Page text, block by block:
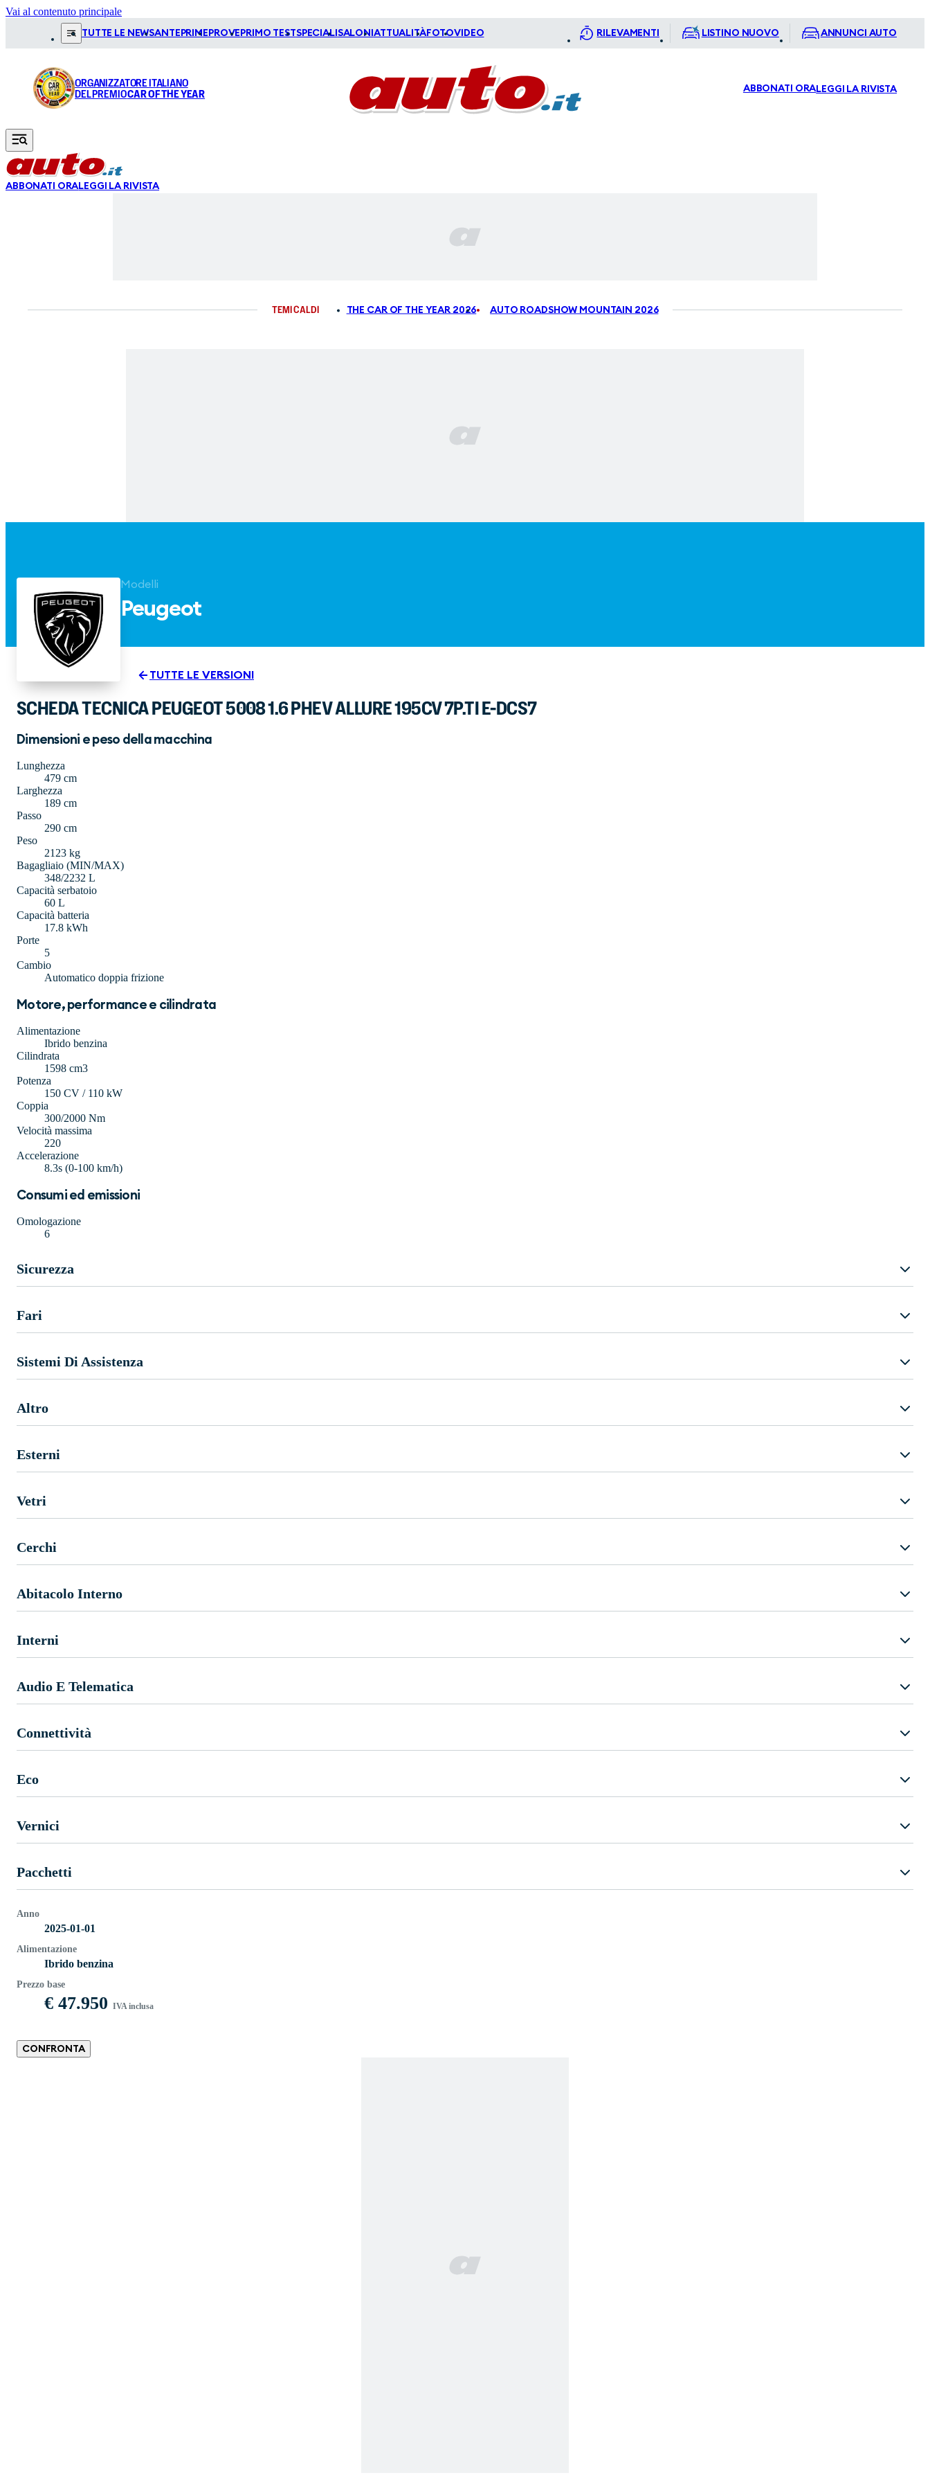
Vai al contenuto principale
TUTTE LE NEWSANTEPRIME PROVE PRIMO TESTSPECIALI SALONI ATTUALITÀFOTOVIDEO RILEVAMENTI LISTINO NUOVO ANNUNCI AUTO
ORGANIZZATORE ITALIANO
DEL PREMIOCAR OF THE YEAR ABBONATI ORALEGGI LA RIVISTA
ABBONATI ORALEGGI LA RIVISTA
TEMI CALDI THE CAR OF THE YEAR 2026 AUTO ROADSHOW MOUNTAIN 2026
Modelli
Peugeot
TUTTE LE VERSIONI
SCHEDA TECNICA PEUGEOT 5008 1.6 PHEV ALLURE 195CV 7P.TI E-DCS7
Dimensioni e peso della macchina
Lunghezza
479 cm
Larghezza
189 cm
Passo
290 cm
Peso
2123 kg
Bagagliaio (MIN/MAX)
348/2232 L
Capacità serbatoio
60 L
Capacità batteria
17.8 kWh
Porte
5
Cambio
Automatico doppia frizione
Motore, performance e cilindrata
Alimentazione
Ibrido benzina
Cilindrata
1598 cm3
Potenza
150 CV / 110 kW
Coppia
300/2000 Nm
Velocità massima
220
Accelerazione
8.3s (0-100 km/h)
Consumi ed emissioni
Omologazione
6
Sicurezza
Fari
Sistemi Di Assistenza
Altro
Esterni
Vetri
Cerchi
Abitacolo Interno
Interni
Audio E Telematica
Connettività
Eco
Vernici
Pacchetti
Anno
2025-01-01
Alimentazione
Ibrido benzina
Prezzo base
€ 47.950 IVA inclusa
CONFRONTA